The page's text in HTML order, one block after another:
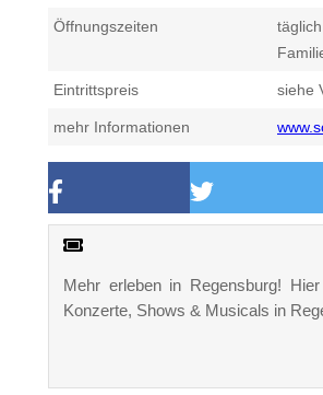
Öffnungszeiten
Eintrittspreis siehe
mehr Informationen
Mehr erleben in Regensburg!
Konzerte, Shows & Musicals in